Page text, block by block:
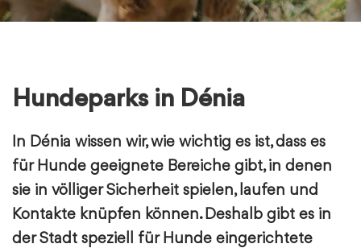
Hundeparks in Dénia
In Dénia wissen wir, wie wichtig es ist, dass es
für Hunde geeignete Bereiche gibt, in denen
sie in völliger Sicherheit spielen, laufen und
Kontakte knüpfen können. Deshalb gibt es in
der Stadt speziell für Hunde eingerichtete